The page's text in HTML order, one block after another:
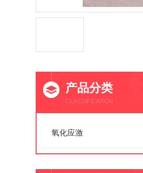
产品分类
CLASSIFICATION
氧化应激